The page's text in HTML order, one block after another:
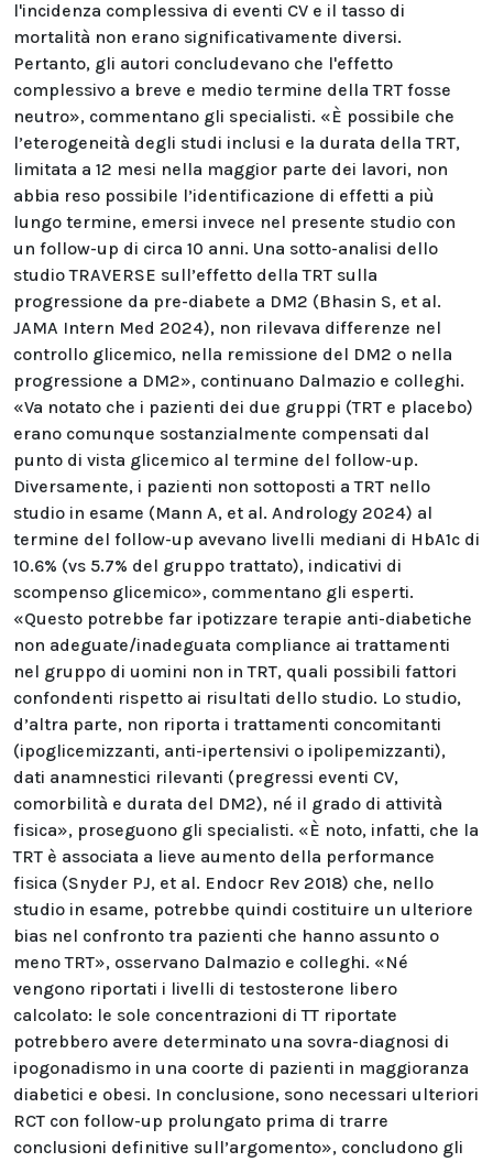
l'incidenza complessiva di eventi CV e il tasso di
mortalità non erano significativamente diversi.
Pertanto, gli autori concludevano che l'effetto
complessivo a breve e medio termine della TRT fosse
neutro», commentano gli specialisti. «È possibile che
l’eterogeneità degli studi inclusi e la durata della TRT,
limitata a 12 mesi nella maggior parte dei lavori, non
abbia reso possibile l’identificazione di effetti a più
lungo termine, emersi invece nel presente studio con
un follow-up di circa 10 anni. Una sotto-analisi dello
studio TRAVERSE sull’effetto della TRT sulla
progressione da pre-diabete a DM2 (Bhasin S, et al.
JAMA Intern Med 2024), non rilevava differenze nel
controllo glicemico, nella remissione del DM2 o nella
progressione a DM2», continuano Dalmazio e colleghi.
«Va notato che i pazienti dei due gruppi (TRT e placebo)
erano comunque sostanzialmente compensati dal
punto di vista glicemico al termine del follow-up.
Diversamente, i pazienti non sottoposti a TRT nello
studio in esame (Mann A, et al. Andrology 2024) al
termine del follow-up avevano livelli mediani di HbA1c di
10.6% (vs 5.7% del gruppo trattato), indicativi di
scompenso glicemico», commentano gli esperti.
«Questo potrebbe far ipotizzare terapie anti-diabetiche
non adeguate/inadeguata compliance ai trattamenti
nel gruppo di uomini non in TRT, quali possibili fattori
confondenti rispetto ai risultati dello studio. Lo studio,
d’altra parte, non riporta i trattamenti concomitanti
(ipoglicemizzanti, anti-ipertensivi o ipolipemizzanti),
dati anamnestici rilevanti (pregressi eventi CV,
comorbilità e durata del DM2), né il grado di attività
fisica», proseguono gli specialisti. «È noto, infatti, che la
TRT è associata a lieve aumento della performance
fisica (Snyder PJ, et al. Endocr Rev 2018) che, nello
studio in esame, potrebbe quindi costituire un ulteriore
bias nel confronto tra pazienti che hanno assunto o
meno TRT», osservano Dalmazio e colleghi. «Né
vengono riportati i livelli di testosterone libero
calcolato: le sole concentrazioni di TT riportate
potrebbero avere determinato una sovra-diagnosi di
ipogonadismo in una coorte di pazienti in maggioranza
diabetici e obesi. In conclusione, sono necessari ulteriori
RCT con follow-up prolungato prima di trarre
conclusioni definitive sull’argomento», concludono gli